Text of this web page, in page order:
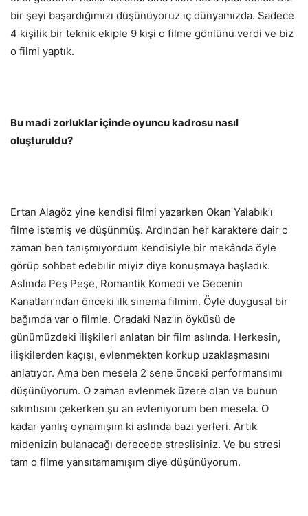
bir şeyi başardığımızı düşünüyoruz iç dünyamızda. Sadece
4 kişilik bir teknik ekiple 9 kişi o filme gönlünü verdi ve biz
o filmi yaptık.
Bu madi zorluklar içinde oyuncu kadrosu nasıl
oluşturuldu?
Ertan Alagöz yine kendisi filmi yazarken Okan Yalabık’ı
filme istemiş ve düşünmüş. Ardından her karaktere dair o
zaman ben tanışmıyordum kendisiyle bir mekânda öyle
görüp sohbet edebilir miyiz diye konuşmaya başladık.
Aslında Peş Peşe, Romantik Komedi ve Gecenin
Kanatları’ndan önceki ilk sinema filmim. Öyle duygusal bir
bağımda var o filmle. Oradaki Naz’ın öyküsü de
günümüzdeki ilişkileri anlatan bir film aslında. Herkesin,
ilişkilerden kaçışı, evlenmekten korkup uzaklaşmasını
anlatıyor. Ama ben mesela 2 sene önceki performansımı
düşünüyorum. O zaman evlenmek üzere olan ve bunun
sıkıntısını çekerken şu an evleniyorum ben mesela. O
kadar yanlış oynamışım ki aslında bazı yerleri. Artık
midenizin bulanacağı derecede streslisiniz. Ve bu stresi
tam o filme yansıtamamışım diye düşünüyorum.